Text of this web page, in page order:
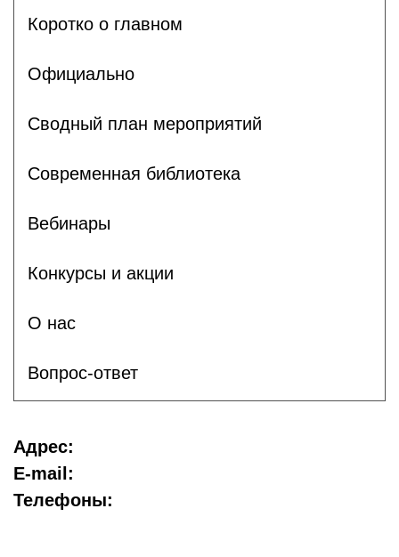
Коротко о главном
Официально
Сводный план мероприятий
Современная библиотека
Вебинары
Конкурсы и акции
О нас
Вопрос-ответ
Адрес:
E-mail:
Телефоны: